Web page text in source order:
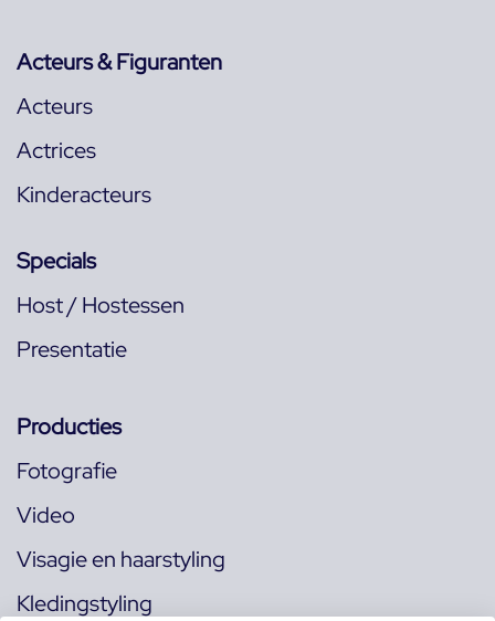
Acteurs & Figuranten
Acteurs
Actrices
Kinderacteurs
Specials
Host / Hostessen
Presentatie
Producties
Fotografie
Video
Visagie en haarstyling
Kledingstyling